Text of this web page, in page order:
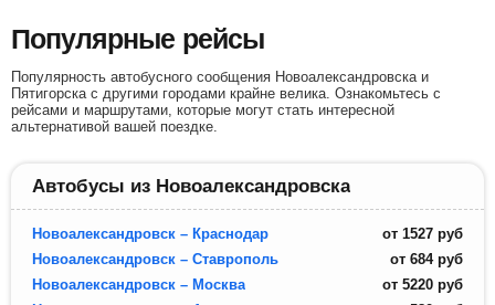
Популярные рейсы
Популярность автобусного сообщения Новоалександровска и
Пятигорска с другими городами крайне велика. Ознакомьтесь с
рейсами и маршрутами, которые могут стать интересной
альтернативой вашей поездке.
Автобусы из Новоалександровска
Новоалександровск – Краснодар от 1527 руб
Новоалександровск – Ставрополь
от 684 руб
Новоалександровск – Москва
от 5220 руб